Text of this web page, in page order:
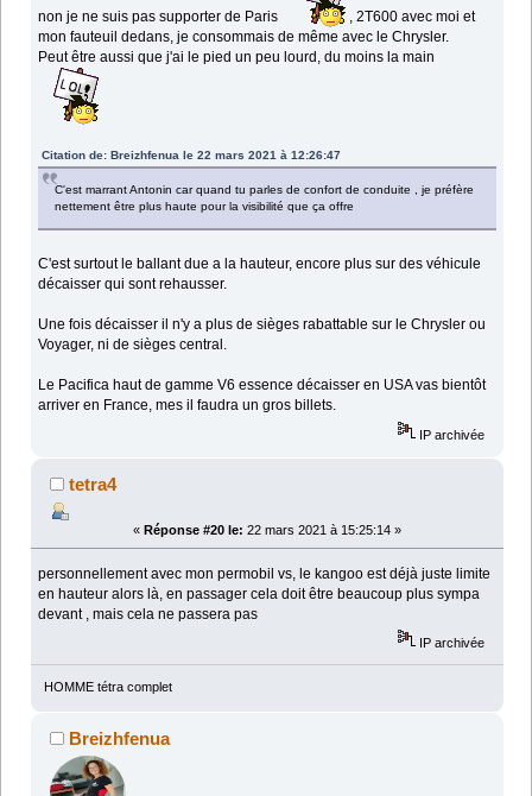
non je ne suis pas supporter de Paris
, 2T600 avec moi et
mon fauteuil dedans, je consommais de même avec le Chrysler.
Peut être aussi que j'ai le pied un peu lourd, du moins la main
Citation de: Breizhfenua le 22 mars 2021 à 12:26:47
C'est marrant Antonin car quand tu parles de confort de conduite , je préfère
nettement être plus haute pour la visibilité que ça offre
C'est surtout le ballant due a la hauteur, encore plus sur des véhicule
décaisser qui sont rehausser.
Une fois décaisser il n'y a plus de sièges rabattable sur le Chrysler ou
Voyager, ni de sièges central.
Le Pacifica haut de gamme V6 essence décaisser en USA vas bientôt
arriver en France, mes il faudra un gros billets.
IP archivée
tetra4
« Réponse #20 le: 22 mars 2021 à 15:25:14 »
personnellement avec mon permobil vs, le kangoo est déjà juste limite
en hauteur alors là, en passager cela doit être beaucoup plus sympa
devant , mais cela ne passera pas
IP archivée
HOMME tétra complet
Breizhfenua